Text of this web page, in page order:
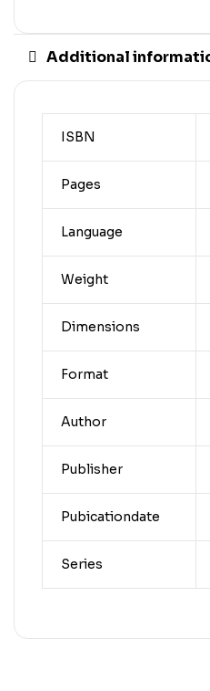
Additional
ISBN
Pages
Language
Weight
Dimensions
Format
Author
Publisher
Pubicationdate
Series